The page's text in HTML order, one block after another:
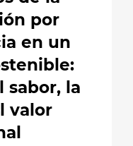
por
en un
sabor, la
valor